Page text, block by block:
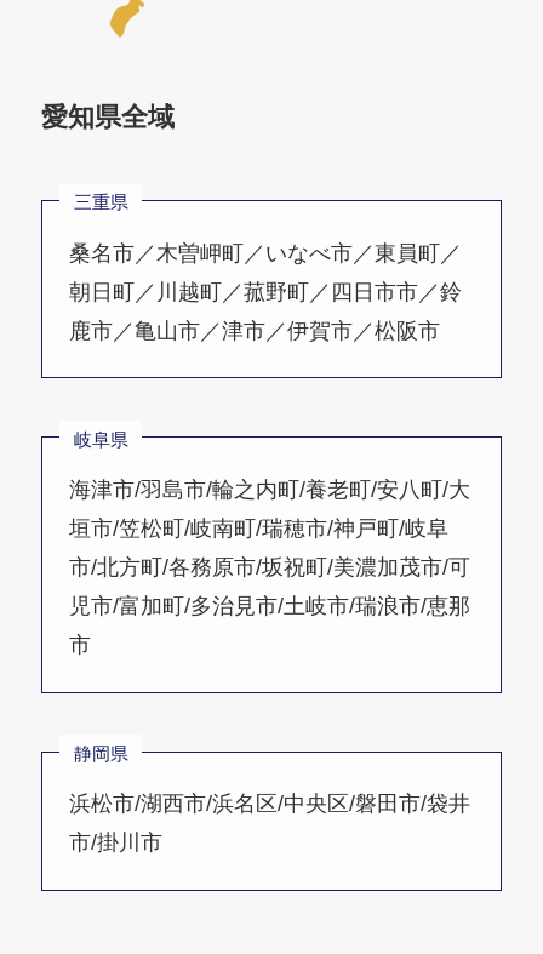
愛知県全域
三重県
桑名市／木曽岬町／いなべ市／東員町／
朝日町／川越町／菰野町／四日市市／鈴
鹿市／亀山市／津市／伊賀市／松阪市
岐阜県
海津市/羽島市/輪之内町/養老町/安八町/大
垣市/笠松町/岐南町/瑞穂市/神戸町/岐阜
市/北方町/各務原市/坂祝町/美濃加茂市/可
児市/富加町/多治見市/土岐市/瑞浪市/恵那
市
静岡県
浜松市/湖西市/浜名区/中央区/磐田市/袋井
市/掛川市